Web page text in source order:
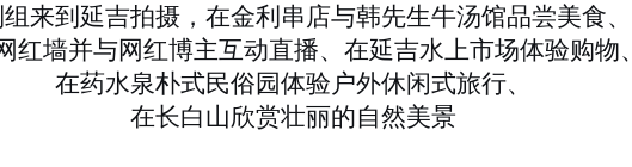
来到延吉拍摄，在金利串店与韩先生牛汤馆品尝美食、
红墙并与网红博主互动直播、在延吉水上市场体验购物、
在药水泉朴式民俗园体验户外休闲式旅行、
在长白山欣赏壮丽的自然美景